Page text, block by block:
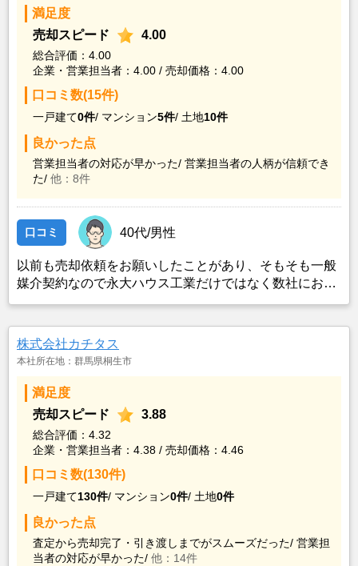
満足度
売却スピード
4.00
総合評価：4.00
企業・営業担当者：4.00 / 売却価格：4.00
口コミ数(15件)
一戸建て0件/ マンション5件/ 土地10件
良かった点
営業担当者の対応が早かった/ 営業担当者の人柄が信頼でき
た/ 他：8件
口コミ 40代/男性
以前も売却依頼をお願いしたことがあり、そもそも一般
媒介契約なので永大ハウス工業だけではなく数社にお願
当者は一般媒介契約でかまわないことと実際に買主を見
つけてくる営業力の強さがあるようなので今後も不動産
株式会社カチタス
本社所在地：群馬県桐生市
満足度
売却スピード
3.88
総合評価：4.32
企業・営業担当者：4.38 / 売却価格：4.46
口コミ数(130件)
一戸建て130件/ マンション0件/ 土地0件
良かった点
査定から売却完了・引き渡しまでがスムーズだった/ 営業担
当者の対応が早かった/ 他：14件